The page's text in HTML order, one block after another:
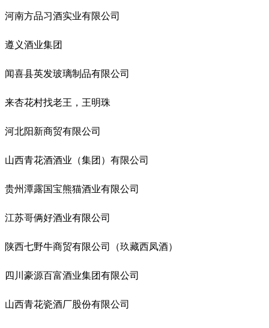
河南方品习酒实业有限公司
遵义酒业集团
闻喜县英发玻璃制品有限公司
来杏花村找老王，王明珠
河北阳新商贸有限公司
山西青花酒酒业（集团）有限公司
贵州潭露国宝熊猫酒业有限公司
江苏哥俩好酒业有限公司
陕西七野牛商贸有限公司（玖藏西凤酒）
四川豪源百富酒业集团有限公司
山西青花瓷酒厂股份有限公司